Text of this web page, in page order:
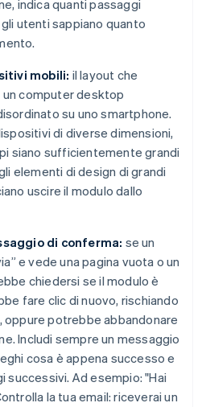
indica quanti passaggi
utenti sappiano quanto
mobili: il layout che
computer desktop
su uno smartphone.
di diverse dimensioni,
siano sufficientemente grandi
elementi di design di grandi
uscire il modulo dallo
di conferma: se un
e vede una pagina vuota o un
chiedersi se il modulo è
fare clic di nuovo, rischiando
oppure potrebbe abbandonare
Includi sempre un messaggio
cosa è appena successo e
successivi. Ad esempio: "Hai
la tua email: riceverai un